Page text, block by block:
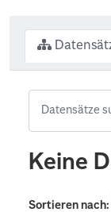
Keine
Sortieren nach